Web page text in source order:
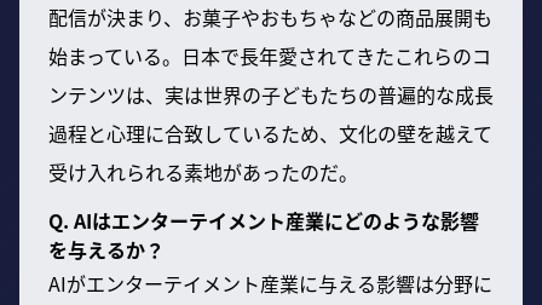
配信が決まり、お菓子やおもちゃなどの商品展開も
始まっている。日本で長年愛されてきたこれらのコ
ンテンツは、実は世界の子どもたちの普遍的な成長
過程と心理に合致しているため、文化の壁を越えて
受け入れられる素地があったのだ。
Q. AIはエンターテイメント産業にどのような影響
を与えるか？
AIがエンターテイメント産業に与える影響は分野に